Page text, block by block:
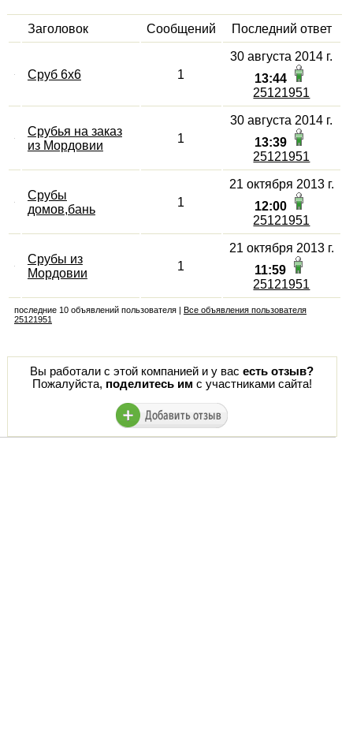
Заголовок Сообщений Последний ответ
Сруб 6x6 1
30 августа 2014 г.
13:44
25121951
Срубья на заказ
из Мордовии
1
30 августа 2014 г.
13:39
25121951
Срубы
домов,бань
1
21 октября 2013 г.
12:00
25121951
Срубы из
Мордовии
1
21 октября 2013 г.
11:59
25121951
последние 10 объявлений пользователя | Все объявления пользователя
25121951
Вы работали с этой компанией и у васесть отзыв?
Пожалуйста, поделитесь им с участниками сайта!